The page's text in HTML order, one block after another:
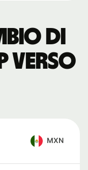
di
verso
MXN